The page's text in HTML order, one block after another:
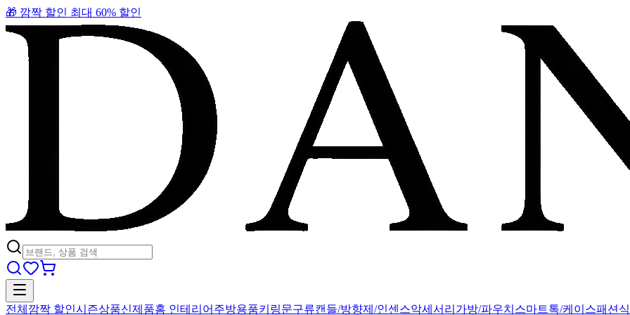
🎁 깜짝 할인 최대 60% 할인
전체 깜짝 할인시즌상품신제품홈 인테리어 주방용품키링문구류캔들/방향제/인센스악세서리 가방/파우치 스마트톡/케이스패션